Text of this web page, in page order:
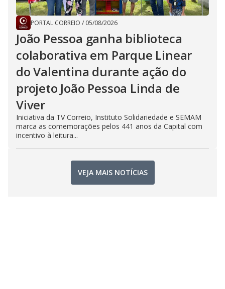
PORTAL CORREIO / 05/08/2026
João Pessoa ganha biblioteca
colaborativa em Parque Linear
do Valentina durante ação do
projeto João Pessoa Linda de
Viver
Iniciativa da TV Correio, Instituto Solidariedade e SEMAM
marca as comemorações pelos 441 anos da Capital com
incentivo à leitura...
VEJA MAIS NOTÍCIAS